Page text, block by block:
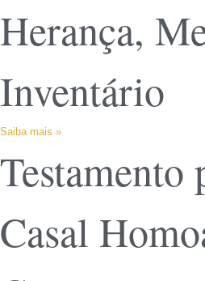
Herança,
Inventário
Saiba mais »
Testamento
Casal